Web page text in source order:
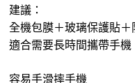
建議：
全機包膜＋玻璃保護貼
適合需要長時間攜帶手機
容易手滑摔手機